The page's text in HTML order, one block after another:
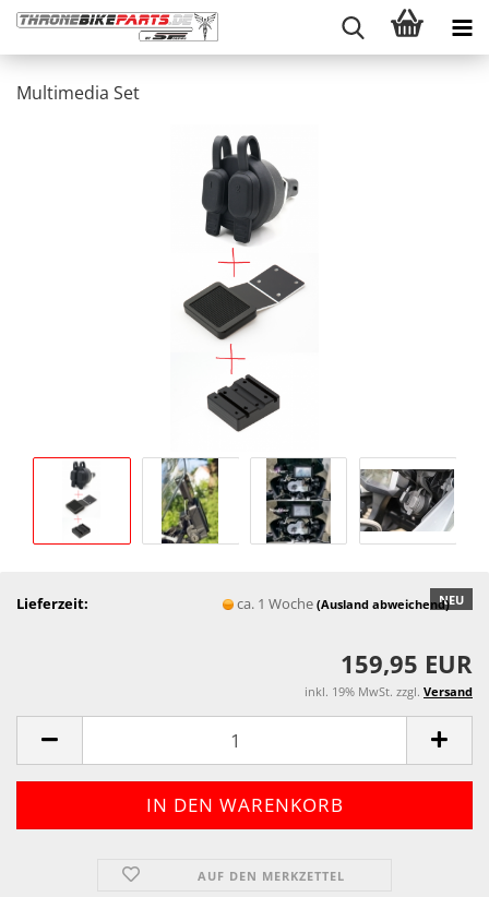
Multimedia Set
NEU
Lieferzeit: ca. 1 Woche(Ausland abweichend)
159,95 EUR
inkl. 19% MwSt. zzgl. Versand
AUF DEN MERKZETTEL